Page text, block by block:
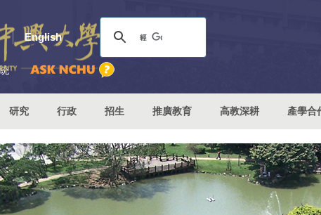
English
研究 行政 招生 推廣教育 高教深耕 產學合